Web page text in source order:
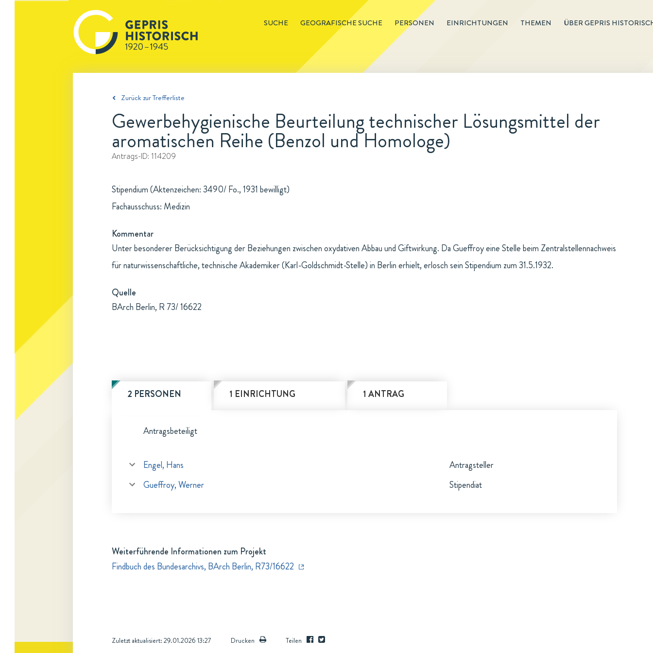
SUCHE GEOGRAFISCHE SUCHE PERSONEN EINRICHTUNGEN THEMEN ÜBER GEPRIS
Zurück zur Trefferliste
Gewerbehygienische Beurteilung technischer Lösungsmittel der
aromatischen Reihe (Benzol und Homologe)
Antrags-ID: 114209
Stipendium (Aktenzeichen: 3490/ Fo., 1931 bewilligt)
Fachausschuss: Medizin
Kommentar
Unter besonderer Berücksichtigung der Beziehungen zwischen oxydativen Abbau und Giftwirkung. Da Gueffroy eine Stelle beim Zentralstellennachweis
für naturwissenschaftliche, technische Akademiker (Karl-Goldschmidt-Stelle) in Berlin erhielt, erlosch sein Stipendium zum 31.5.1932.
Quelle
BArch Berlin, R 73/ 16622
2 PERSONEN 1 EINRICHTUNG 1 ANTRAG
Antragsbeteiligt
Engel, Hans
Antragsteller
Gueffroy, Werner
Stipendiat
Weiterführende Informationen zum Projekt
Findbuch des Bundesarchivs, BArch Berlin, R73/16622
Zuletzt aktualisiert: 29.01.2026 13:27 Drucken Teilen